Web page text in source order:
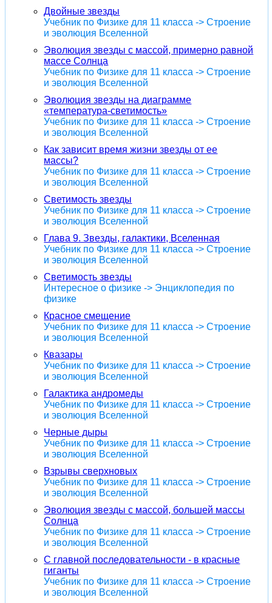
Двойные звезды
Учебник по Физике для 11 класса -> Строение
и эволюция Вселенной
Эволюция звезды с массой, примерно равной
массе Солнца
Учебник по Физике для 11 класса -> Строение
и эволюция Вселенной
Эволюция звезды на диаграмме
«температура-светимость»
Учебник по Физике для 11 класса -> Строение
и эволюция Вселенной
Как зависит время жизни звезды от ее
массы?
Учебник по Физике для 11 класса -> Строение
и эволюция Вселенной
Светимость звезды
Учебник по Физике для 11 класса -> Строение
и эволюция Вселенной
Глава 9. Звезды, галактики, Вселенная
Учебник по Физике для 11 класса -> Строение
и эволюция Вселенной
Светимость звезды
Интересное о физике -> Энциклопедия по
физике
Красное смещение
Учебник по Физике для 11 класса -> Строение
и эволюция Вселенной
Квазары
Учебник по Физике для 11 класса -> Строение
и эволюция Вселенной
Галактика андромеды
Учебник по Физике для 11 класса -> Строение
и эволюция Вселенной
Черные дыры
Учебник по Физике для 11 класса -> Строение
и эволюция Вселенной
Взрывы сверхновых
Учебник по Физике для 11 класса -> Строение
и эволюция Вселенной
Эволюция звезды с массой, большей массы
Солнца
Учебник по Физике для 11 класса -> Строение
и эволюция Вселенной
С главной последовательности - в красные
гиганты
Учебник по Физике для 11 класса -> Строение
и эволюция Вселенной